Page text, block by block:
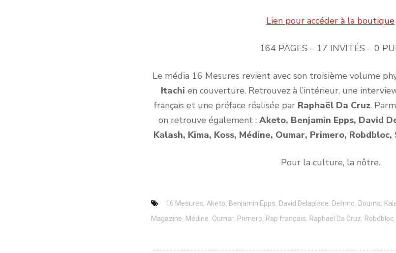
Lien pour accéder à la boutique
164 PAGES – 17 INVITÉS – 0
Le média 16 Mesures revient avec son troisième volume
Itachi en couverture. Retrouvez à l’intérieur, une
français et une préface réalisée par Raphaël Da Cruz.
on retrouve également : Aketo, Benjamin Epps, David
Kalash, Kima, Koss, Médine, Oumar, Primero,
Pour la culture, la nôtre.
16 Mesures, Aketo, Benjamin Epps, David Delaplace, Dehmo, Doums,
Magazine, Médine, Oumar, Primero, Rap français, Raphaël Da Cruz, Robdbloc,